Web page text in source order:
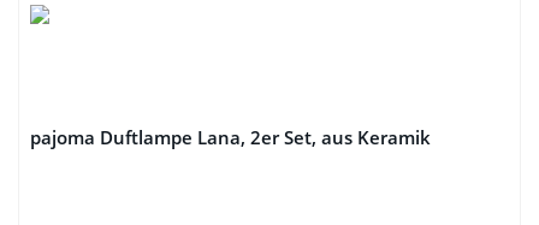
pajoma Duftlampe Lana, 2er Set, aus Keramik